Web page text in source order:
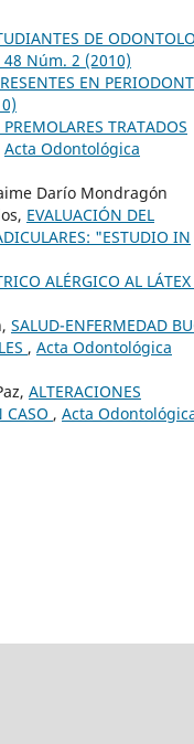
DE
Núm. 2 (2010)
EN
TRATADOS
Acta Odontológica
Darío Mondragón
EVALUACIÓN DEL
"ESTUDIO IN
ALÉRGICO AL LÁTEX
SALUD-ENFERMEDAD
, Acta Odontológica
ALTERACIONES
CASO , Acta